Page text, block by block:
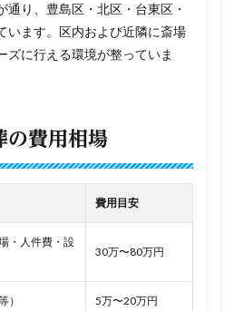
通り、豊島区・北区・台東区・
います。区内および近隣に斎場
ズに行える環境が整っていま
の費用相場
費用目安
・人件費・設
30万〜80万円
） 5万〜20万円